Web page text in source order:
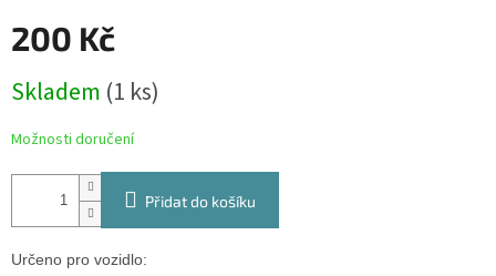
200 Kč
cena:
Skladem (1 ks)
Možnosti doručení
Přidat do košíku
Určeno pro vozidlo: